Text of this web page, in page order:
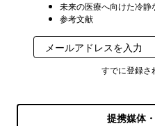
未来の医療へ向けた冷静
参考文献
すでに登録さ
提携媒体